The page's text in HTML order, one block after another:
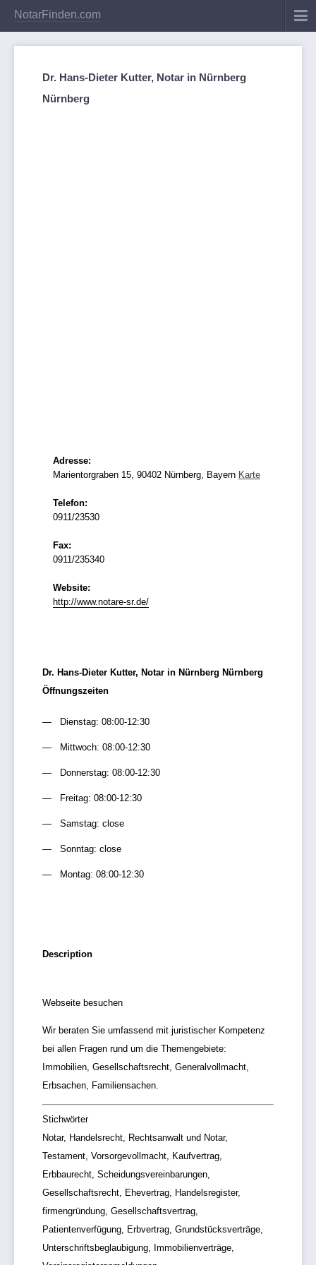
NotarFinden.com
Dr. Hans-Dieter Kutter, Notar in Nürnberg
Nürnberg
Adresse:
Marientorgraben 15, 90402 Nürnberg, Bayern Karte
Telefon:
0911/23530
Fax:
0911/235340
Website:
http://www.notare-sr.de/
Dr. Hans-Dieter Kutter, Notar in Nürnberg Nürnberg
Öffnungszeiten
Dienstag: 08:00-12:30
Mittwoch: 08:00-12:30
Donnerstag: 08:00-12:30
Freitag: 08:00-12:30
Samstag: close
Sonntag: close
Montag: 08:00-12:30
Description
Webseite besuchen
Wir beraten Sie umfassend mit juristischer Kompetenz
bei allen Fragen rund um die Themengebiete:
Immobilien, Gesellschaftsrecht, Generalvollmacht,
Erbsachen, Familiensachen.
Stichwörter
Notar, Handelsrecht, Rechtsanwalt und Notar,
Testament, Vorsorgevollmacht, Kaufvertrag,
Erbbaurecht, Scheidungsvereinbarungen,
Gesellschaftsrecht, Ehevertrag, Handelsregister,
firmengründung, Gesellschaftsvertrag,
Patientenverfügung, Erbvertrag, Grundstücksverträge,
Unterschriftsbeglaubigung, Immobilienverträge,